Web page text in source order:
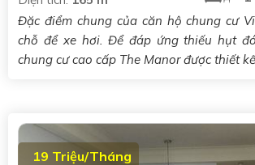
Đặc điểm chung của căn hộ chung cư
chỗ để xe hơi. Để đáp ứng thiếu hụt
chung cư cao cấp The Manor được thiết
19 Triệu/Tháng